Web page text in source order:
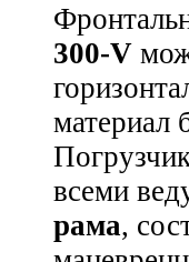
300-V
материал
всеми
рама,